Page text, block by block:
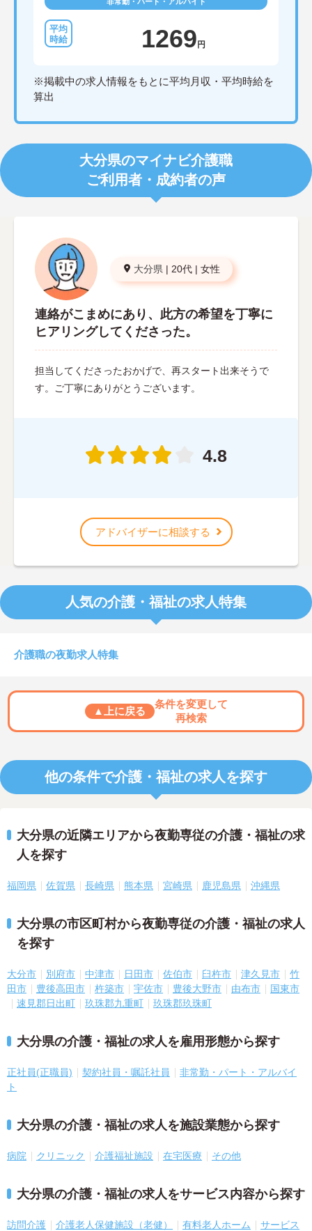
1269 円
※掲載中の求人情報をもとに平均月収・平均時給を
算出
大分県のマイナビ介護職
ご利用者・成約者の声
大分県 | 20代 | 女性
連絡がこまめにあり、此方の希望を丁寧に
ヒアリングしてくださった。
担当してくださったおかげで、再スタート出来そうで
す。ご丁寧にありがとうございます。
4.8
アドバイザーに相談する
人気の介護・福祉の求人特集
介護職の夜勤求人特集
▲上に戻る
条件を変更して
再検索
他の条件で介護・福祉の求人を探す
大分県の近隣エリアから夜勤専従の介護・福祉の求
人を探す
福岡県 佐賀県 長崎県 熊本県 宮崎県 鹿児島県 沖縄県
大分県の市区町村から夜勤専従の介護・福祉の求人
を探す
大分市 別府市 中津市 日田市 佐伯市 臼杵市 津久見市
竹
田市
豊後高田市 杵築市 宇佐市 豊後大野市 由布市
国東市
速見郡日出町
玖珠郡九重町 玖珠郡玖珠町
大分県の介護・福祉の求人を雇用形態から探す
正社員(正職員) 契約社員・嘱託社員
非常勤・パート・アルバイ
ト
大分県の介護・福祉の求人を施設業態から探す
病院 クリニック 介護福祉施設 在宅医療 その他
大分県の介護・福祉の求人をサービス内容から探す
訪問介護 介護老人保健施設（老健） 有料老人ホーム
サービス